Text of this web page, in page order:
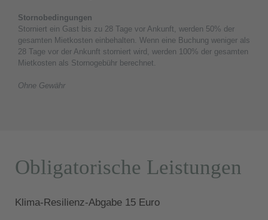
Stornobedingungen
Storniert ein Gast bis zu 28 Tage vor Ankunft, werden 50% der
gesamten Mietkosten einbehalten. Wenn eine Buchung weniger als
28 Tage vor der Ankunft storniert wird, werden 100% der gesamten
Mietkosten als Stornogebühr berechnet.
Ohne Gewähr
Obligatorische Leistungen
Klima-Resilienz-Abgabe 15 Euro